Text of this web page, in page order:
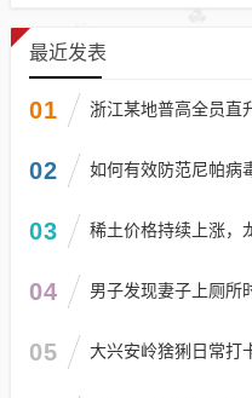
最近发表
01 浙江某地普高全员直
02 如何有效防范尼帕病
03 稀土价格持续上涨，
04 男子发现妻子上厕所
05 大兴安岭猞猁日常打